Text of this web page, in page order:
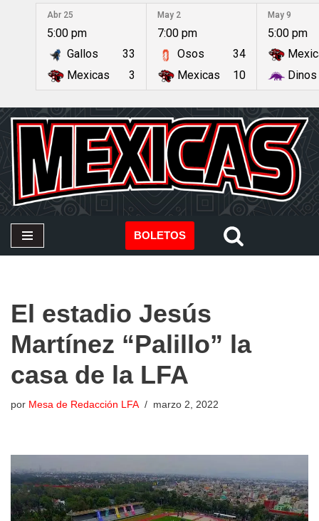
contenido
Abr 25
5:00 pm
Gallos
33
Mexicas
3
May 2
7:00 pm
Osos
34
Mexicas
10
May 9
5:00 pm
Dinos
BOLETOS
El estadio Jesús
Martínez “Palillo” la
casa de la LFA
por Mesa de Redacción LFA marzo 2, 2022